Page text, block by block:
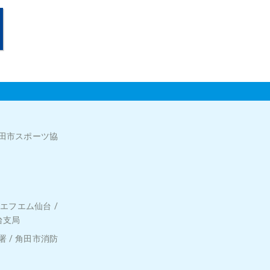
市スポーツ協
フエム仙台 /
支局
/ 角田市消防